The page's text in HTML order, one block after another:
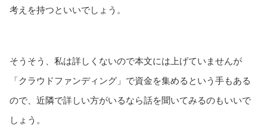
考えを持つといいでしょう。
そうそう、私は詳しくないので本文には上げていませんが
「クラウドファンディング」で資金を集めるという手もある
ので、近隣で詳しい方がいるなら話を聞いてみるのもいいで
しょう。